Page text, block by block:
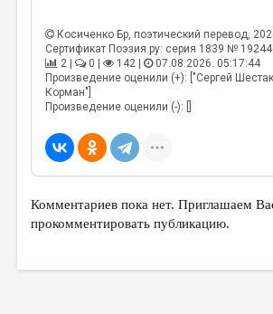
Косиченко Бр, поэтический перевод,
Сертификат Поэзия.ру: серия 1839 №
2 |
0 | 142 |
07.08.2026. 05:17:44
Произведение оценили (+): ["Сергей
Корман"]
Произведение оценили (-): []
Комментариев пока нет. Приглашаем
прокомментировать публикацию.